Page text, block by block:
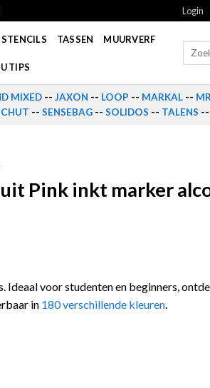
Login
STENCILS TASSEN MUURVERF
TIPS
Zoeken
MIXED -- JAXON -- LOOP -- MARKAL --
-- SENSEBAG -- SOLIDOS -- TALENS --
Pink inkt marker
voor studenten en beginners,
in 180 verschillende kleuren